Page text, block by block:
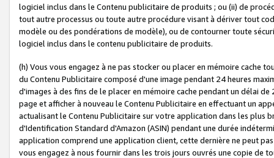
logiciel inclus dans le Contenu publicitaire de produits ; ou (ii) de
tout autre processus ou toute autre procédure visant à dériver tout
modèle ou des pondérations de modèle), ou de contourner toute
logiciel inclus dans le contenu publicitaire de produits.
(h) Vous vous engagez à ne pas stocker ou placer en mémoire cache
du Contenu Publicitaire composé d'une image pendant 24 heures
d'images à des fins de le placer en mémoire cache pendant un délai
page et afficher à nouveau le Contenu Publicitaire en effectuant un
actualisant le Contenu Publicitaire sur votre application dans les plus
d'Identification Standard d'Amazon (ASIN) pendant une durée
application comprend une application client, cette dernière ne peut
vous engagez à nous fournir dans les trois jours ouvrés une copie de